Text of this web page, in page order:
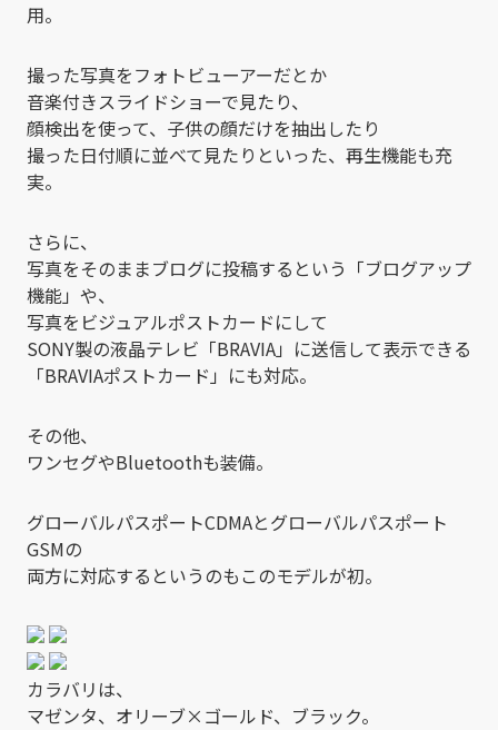
用。
撮った写真をフォトビューアーだとか
音楽付きスライドショーで見たり、
顔検出を使って、子供の顔だけを抽出したり
撮った日付順に並べて見たりといった、再生機能も充
実。
さらに、
写真をそのままブログに投稿するという「ブログアップ
機能」や、
写真をビジュアルポストカードにして
SONY製の液晶テレビ「BRAVIA」に送信して表示できる
「BRAVIAポストカード」にも対応。
その他、
ワンセグやBluetoothも装備。
グローバルパスポートCDMAとグローバルパスポート
GSMの
両方に対応するというのもこのモデルが初。
カラバリは、
マゼンタ、オリーブ×ゴールド、ブラック。